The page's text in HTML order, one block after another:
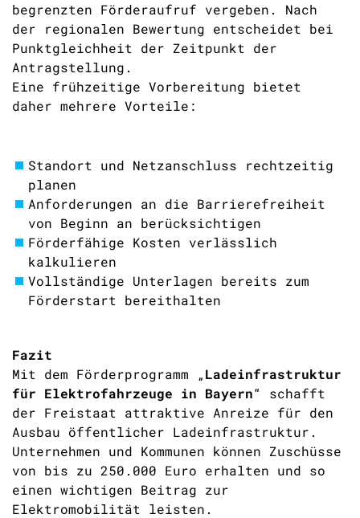
begrenzten Förderaufruf vergeben. Nach
der regionalen Bewertung entscheidet bei
Punktgleichheit der Zeitpunkt der
Antragstellung.
Eine frühzeitige Vorbereitung bietet
daher mehrere Vorteile:
Standort und Netzanschluss rechtzeitig
planen
Anforderungen an die Barrierefreiheit
von Beginn an berücksichtigen
Förderfähige Kosten verlässlich
kalkulieren
Vollständige Unterlagen bereits zum
Förderstart bereithalten
Fazit
Mit dem Förderprogramm „Ladeinfrastruktur
für Elektrofahrzeuge in Bayern“ schafft
der Freistaat attraktive Anreize für den
Ausbau öffentlicher Ladeinfrastruktur.
Unternehmen und Kommunen können Zuschüsse
von bis zu 250.000 Euro erhalten und so
einen wichtigen Beitrag zur
Elektromobilität leisten.